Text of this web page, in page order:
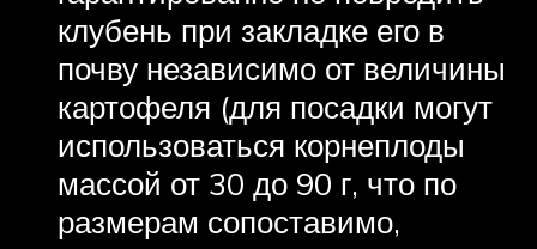
клубень при закладке его в
почву независимо от величины
картофеля (для посадки могут
использоваться корнеплоды
массой от 30 до 90 г, что по
размерам сопоставимо,